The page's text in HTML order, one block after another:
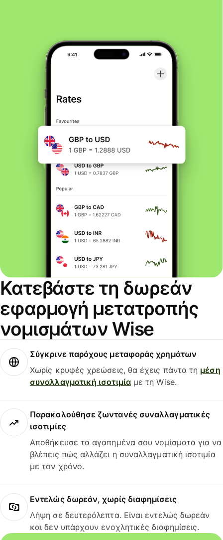
Κατεβάστε τη δωρεάν
εφαρμογή μετατροπής
νομισμάτων Wise
Σύγκρινε παρόχους μεταφοράς χρημάτων
Χωρίς κρυφές χρεώσεις, θα έχεις πάντα τη μέση
συναλλαγματική ισοτιμίαμε τη Wise.
Παρακολούθησε ζωντανές συναλλαγματικές
ισοτιμίες
Αποθήκευσε τα αγαπημένα σου νομίσματα για να
βλέπεις πώς αλλάζει η συναλλαγματική ισοτιμία
με τον χρόνο.
Εντελώς δωρεάν, χωρίς διαφημίσεις
Λήψη σε δευτερόλεπτα. Είναι εντελώς δωρεάν
και δεν υπάρχουν ενοχλητικές διαφημίσεις.